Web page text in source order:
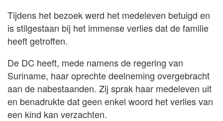
Tijdens het bezoek werd het medeleven betuigd en
is stilgestaan bij het immense verlies dat de familie
heeft getroffen.
De DC heeft, mede namens de regering van
Suriname, haar oprechte deelneming overgebracht
aan de nabestaanden. Zij sprak haar medeleven uit
en benadrukte dat geen enkel woord het verlies van
een kind kan verzachten.